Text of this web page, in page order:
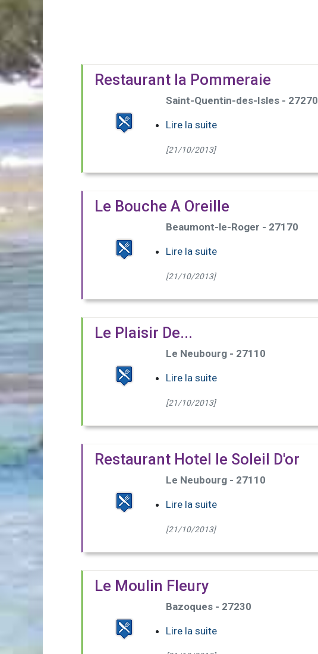
Restaurant la Pommeraie
Saint-Quentin-des-Isles - 27270
Lire la suite
[21/10/2013]
Le Bouche A Oreille
Beaumont-le-Roger - 27170
Lire la suite
[21/10/2013]
Le Plaisir De...
Le Neubourg - 27110
Lire la suite
[21/10/2013]
Restaurant Hotel le Soleil D'or
Le Neubourg - 27110
Lire la suite
[21/10/2013]
Le Moulin Fleury
Bazoques - 27230
Lire la suite